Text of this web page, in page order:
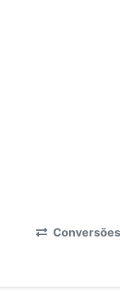
Conversões